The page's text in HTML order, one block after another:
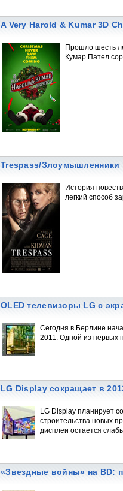
A Very Harold & Kumar 3D
Прошло шесть
Кумар Пател
Trespass/Злоумышленники
История
легкий способ
OLED телевизоры LG с
Сегодня в Берлине
2011. Одной из первых
LG Display сокращает в
LG Display планирует
строительства новых
дисплеи остается
«Звездные войны» на BD: